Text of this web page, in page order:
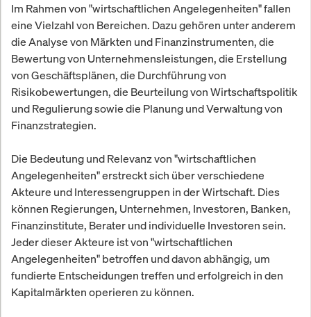
Im Rahmen von "wirtschaftlichen Angelegenheiten" fallen
eine Vielzahl von Bereichen. Dazu gehören unter anderem
die Analyse von Märkten und Finanzinstrumenten, die
Bewertung von Unternehmensleistungen, die Erstellung
von Geschäftsplänen, die Durchführung von
Risikobewertungen, die Beurteilung von Wirtschaftspolitik
und Regulierung sowie die Planung und Verwaltung von
Finanzstrategien.
Die Bedeutung und Relevanz von "wirtschaftlichen
Angelegenheiten" erstreckt sich über verschiedene
Akteure und Interessengruppen in der Wirtschaft. Dies
können Regierungen, Unternehmen, Investoren, Banken,
Finanzinstitute, Berater und individuelle Investoren sein.
Jeder dieser Akteure ist von "wirtschaftlichen
Angelegenheiten" betroffen und davon abhängig, um
fundierte Entscheidungen treffen und erfolgreich in den
Kapitalmärkten operieren zu können.